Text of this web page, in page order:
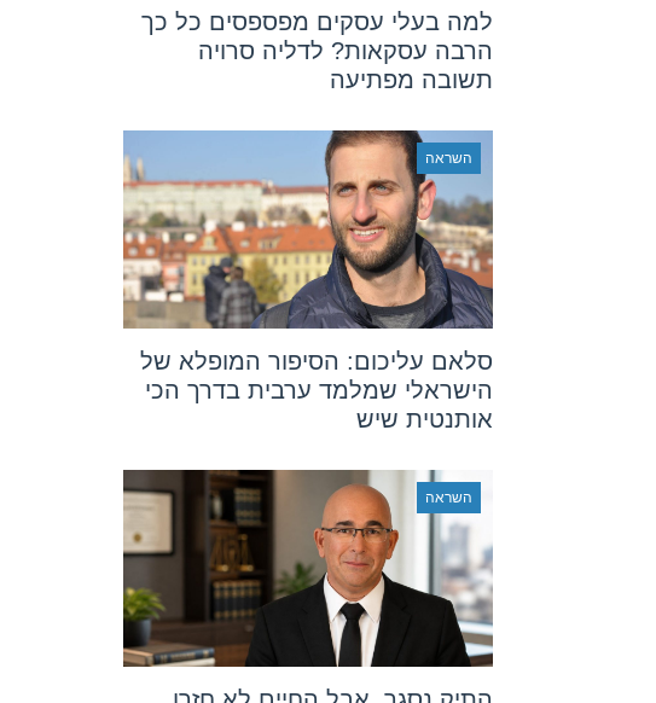
למה בעלי עסקים מפספסים כל כך
הרבה עסקאות? לדליה סרויה
תשובה מפתיעה
השראה
סלאם עליכום: הסיפור המופלא של
הישראלי שמלמד ערבית בדרך הכי
אותנטית שיש
השראה